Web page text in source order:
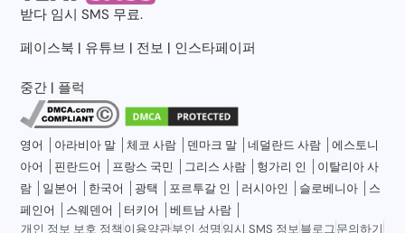
받다 임시 SMS 무료.
페이스북 | 유튜브 | 전보 | 인스타페이퍼
중간 | 플럭
영어 아라비아 말 체코 사람 덴마크 말 네덜란드 사람
에스토니
아어
핀란드어 프랑스 국민 그리스 사람 헝가리 인
이탈리아 사
람
일본어 한국어 광택 포르투갈 인 러시아인 슬로베니아
스
페인어
스웨덴어 터키어
베트남 사람
개인 정보 보호 정책 이용약관부인 성명 임시 SMS 정보블로그문의하기